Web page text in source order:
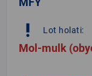
priority_high Lot holati:
Mol-mulk